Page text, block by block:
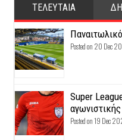
ΤΕΛΕΥΤΑΙΑ
Posted on 20 Dec
Super
αγωνιστικής
Posted on 19 Dec